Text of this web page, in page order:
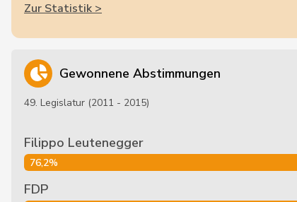
Zur Statistik >
Gewonnene Abstimmungen
49. Legislatur (2011 - 2015)
Filippo Leutenegger
76,2%
FDP